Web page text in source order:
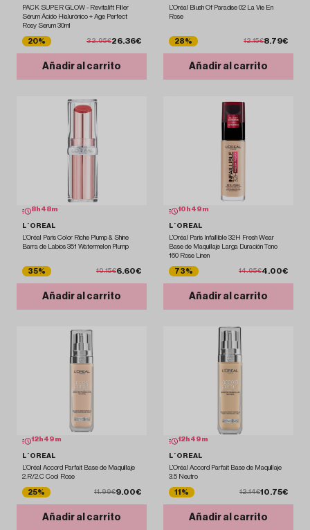
PACK SUPER GLOW - Revitalift Filler
Sérum Ácido Hialurónico + Age Perfect
Rosy Serum 30ml
20% 32.95€26.36€
Añadir al carrito
L'Oréal Blush Of Paradise 02 La Vie En
Rose
28% 12.15€8.79€
Añadir al carrito
8 h 48m
L´OREAL
L'Oréal Paris Color Riche Plump & Shine
Barra de Labios 351 Watermelon Plump
35% 10.15€6.60€
Añadir al carrito
10 h 49 m
L´OREAL
L'Oréal Paris Infaillible 32H Fresh Wear
Base de Maquillaje Larga Duración Tono
160 Rose Linen
73% 14.95€4.00€
Añadir al carrito
12 h 49 m
L´OREAL
L'Oréal Accord Parfait Base de Maquillaje
2.R/2.C Cool Rose
25% 11.99€9.00€
Añadir al carrito
12 h 49 m
L´OREAL
L'Oréal Accord Parfait Base de Maquillaje
3.5 Neutro
11% 12.14€10.75€
Añadir al carrito